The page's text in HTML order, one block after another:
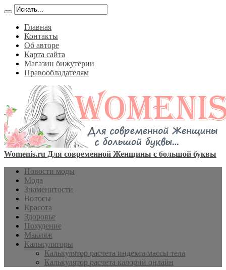
Главная
Контакты
Об авторе
Карта сайта
Магазин бижутерии
Правообладателям
Womenis.ru Для современной Женщины с большой буквы
Новости моды
Мода
Знаменитости
Волосы
Красота
Здоровье
Похудение
Макияж
Калькуляторы
Калькулятор расчета индекса массы тела
Калькулятор расчета калорий онлайн